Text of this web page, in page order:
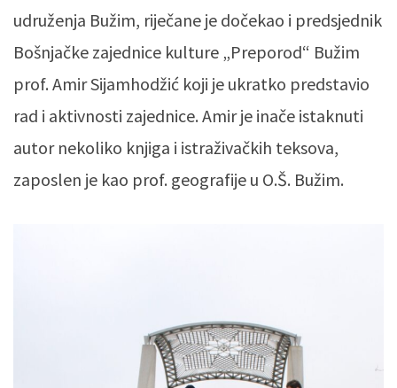
udruženja Bužim, riječane je dočekao i predsjednik
Bošnjačke zajednice kulture „Preporod“ Bužim
prof. Amir Sijamhodžić koji je ukratko predstavio
rad i aktivnosti zajednice. Amir je inače istaknuti
autor nekoliko knjiga i istraživačkih teksova,
zaposlen je kao prof. geografije u O.Š. Bužim.